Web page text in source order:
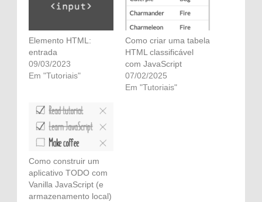
Elemento HTML:
entrada
09/03/2023
Em "Tutoriais"
Como criar uma tabela
HTML classificável
com JavaScript
07/02/2025
Em "Tutoriais"
Como construir um
aplicativo TODO com
Vanilla JavaScript (e
armazenamento local)